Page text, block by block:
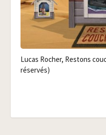
Lucas Rocher, Res­tons
réservés)